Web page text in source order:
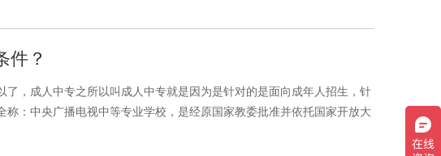
件？
了，成人中专之所以叫成人中专就是因为是针对的是面向成年人招生，针
称：中央广播电视中等专业学校，是经原国家教委批准并依托国家开放大